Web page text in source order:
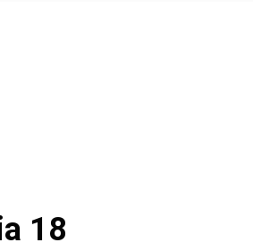
18